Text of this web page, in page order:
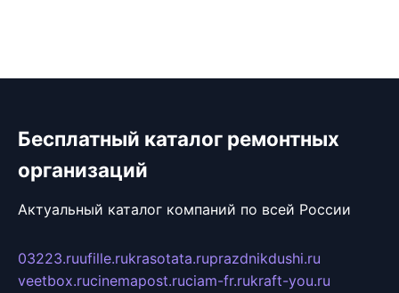
Бесплатный каталог ремонтных
организаций
Актуальный каталог компаний по всей России
03223.ruufille.rukrasotata.ruprazdnikdushi.ru
veetbox.rucinemapost.ruciam-fr.rukraft-you.ru